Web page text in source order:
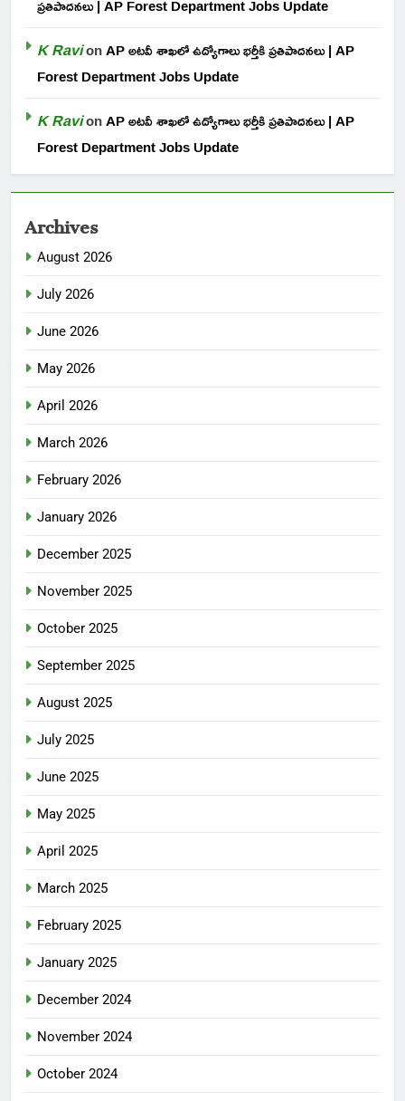
ప్రతిపాదనలు | AP Forest Department Jobs Update
K RavionAP అటవీ శాఖలో ఉద్యోగాలు భర్తీకి ప్రతిపాదనలు | AP
Forest Department Jobs Update
K RavionAP అటవీ శాఖలో ఉద్యోగాలు భర్తీకి ప్రతిపాదనలు | AP
Forest Department Jobs Update
Archives
August 2026
July 2026
June 2026
May 2026
April 2026
March 2026
February 2026
January 2026
December 2025
November 2025
October 2025
September 2025
August 2025
July 2025
June 2025
May 2025
April 2025
March 2025
February 2025
January 2025
December 2024
November 2024
October 2024